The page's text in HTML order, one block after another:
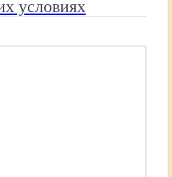
условиях